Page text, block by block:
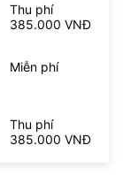
Thu phí
385.000 VNĐ
Miễn phí
Thu phí
385.000 VNĐ